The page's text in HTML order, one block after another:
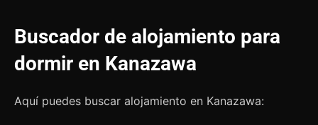
Buscador de alojamiento para
dormir en Kanazawa
Aquí puedes buscar alojamiento en Kanazawa: